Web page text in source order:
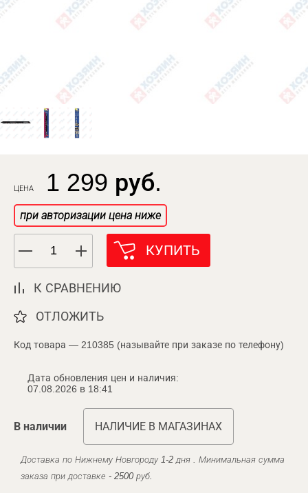
ЦЕНА 1 299 руб.
при авторизации цена ниже
КУПИТЬ
К СРАВНЕНИЮ
ОТЛОЖИТЬ
Код товара — 210385 (называйте при заказе по телефону)
Дата обновления цен и наличия:
07.08.2026 в 18:41
В наличии НАЛИЧИЕ В МАГАЗИНАХ
Доставка по Нижнему Новгороду 1-2 дня . Минимальная сумма
заказа при доставке - 2500 руб.